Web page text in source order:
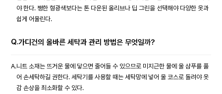
야 한다. 쨍한 형광색보다는 톤 다운된 올리브나 딥 그린을 선택해야 다양한 옷과
쉽게 어울린다.
Q.가디건의 올바른 세탁과 관리 방법은 무엇일까?
A.니트 소재는 뜨거운 물에 닿으면 줄어들 수 있으므로 미지근한 물에 울 샴푸를 풀
어 손세탁하길 권한다. 세탁기를 사용할 때는 세탁망에 넣어 울 코스로 돌려야 옷
감 손상을 최소화할 수 있다.